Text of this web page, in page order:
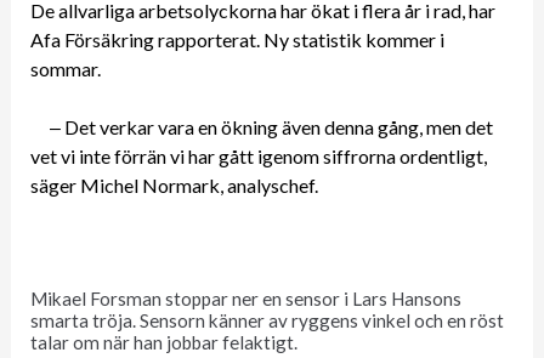
De allvarliga arbetsolyckorna har ökat i flera år i rad, har
Afa Försäkring rapporterat. Ny statistik kommer i
sommar.
‒ Det verkar vara en ökning även denna gång, men det
vet vi inte förrän vi har gått igenom siffrorna ordentligt,
säger Michel Normark, analyschef.
Mikael Forsman stoppar ner en sensor i Lars Hansons
smarta tröja. Sensorn känner av ryggens vinkel och en röst
talar om när han jobbar felaktigt.